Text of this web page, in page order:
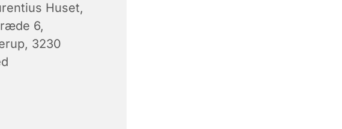
Huset,
6,
3230